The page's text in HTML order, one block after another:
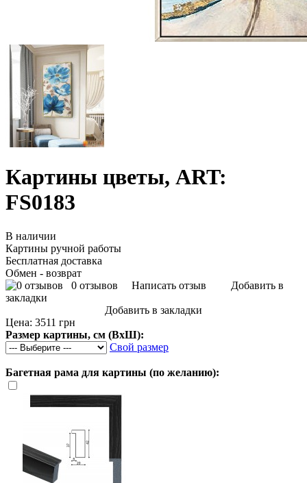
Картины цветы, ART:
FS0183
В наличии
Картины ручной работы
Бесплатная доставка
Обмен - возврат
0 отзывов
Написать отзыв
Добавить в
закладки
Добавить в закладки
Цена: 3511 грн
Размер картины, см (ВхШ):
Свой размер
Багетная рама для картины (по желанию):